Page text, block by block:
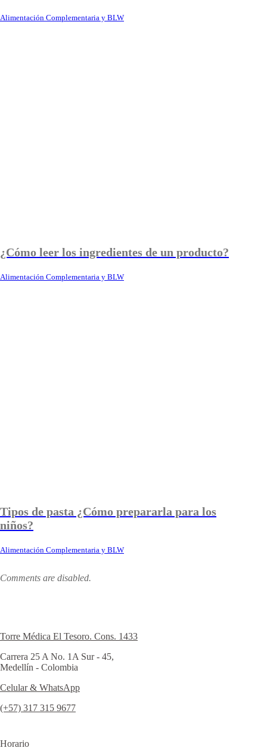
Alimentación Complementaria y BLW
¿Cómo leer los ingredientes de un producto?
Alimentación Complementaria y BLW
Tipos de pasta ¿Cómo prepararla para los
niños?
Alimentación Complementaria y BLW
Comments are disabled.
Torre Médica El Tesoro. Cons. 1433
Carrera 25 A No. 1A Sur - 45,
Medellín - Colombia
Celular & WhatsApp
(+57) 317 315 9677
Horario